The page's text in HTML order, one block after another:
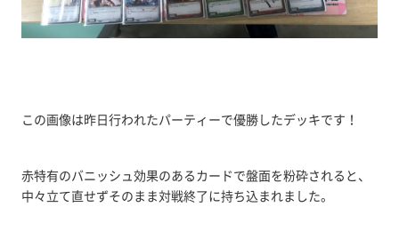
この画像は昨日行われたパーティーで優勝したデッキです！
赤特有のバニッシュ効果のあるカードで盤面を粉砕されると、
中々立て直せずそのまま対戦終了に持ち込まれました。